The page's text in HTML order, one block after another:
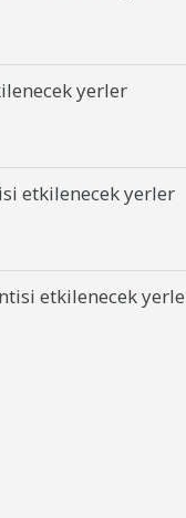
yerler
etkilenecek yerler
etkilenecek